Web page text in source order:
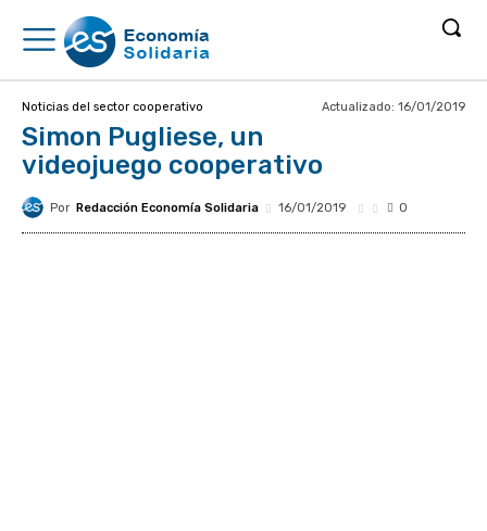
Noticias del sector cooperativo Actualizado: 16/01/2019
Simon Pugliese, un
videojuego cooperativo
Por Redacción Economía Solidaria 16/01/2019 0